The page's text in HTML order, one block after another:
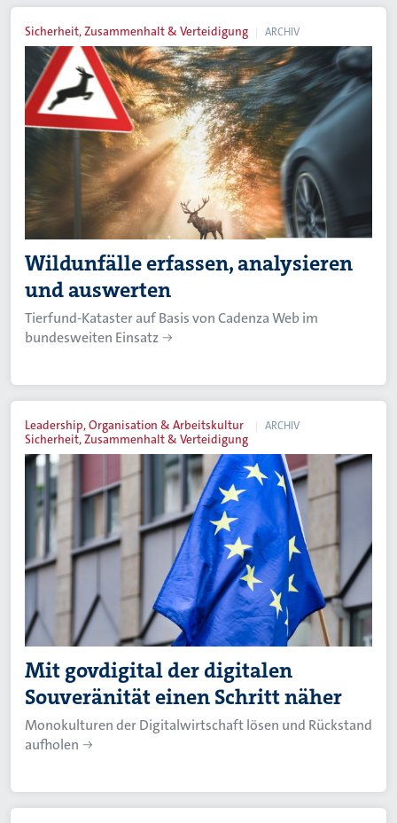
Sicherheit, Zusammenhalt & Verteidigung ARCHIV
Wildunfälle erfassen, analysieren
und auswerten
Tierfund-Kataster auf Basis von Cadenza Web im
bundesweiten Einsatz
Leadership, Organisation & Arbeitskultur
Sicherheit, Zusammenhalt & Verteidigung
ARCHIV
Mit govdigital der digitalen
Souveränität einen Schritt näher
Monokulturen der Digitalwirtschaft lösen und Rückstand
aufholen